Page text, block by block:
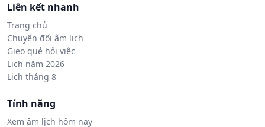
Liên kết nhanh
Trang chủ
Chuyển đổi âm lịch
Gieo quẻ hỏi việc
Lịch năm 2026
Lịch tháng 8
Tính năng
Xem âm lịch hôm nay